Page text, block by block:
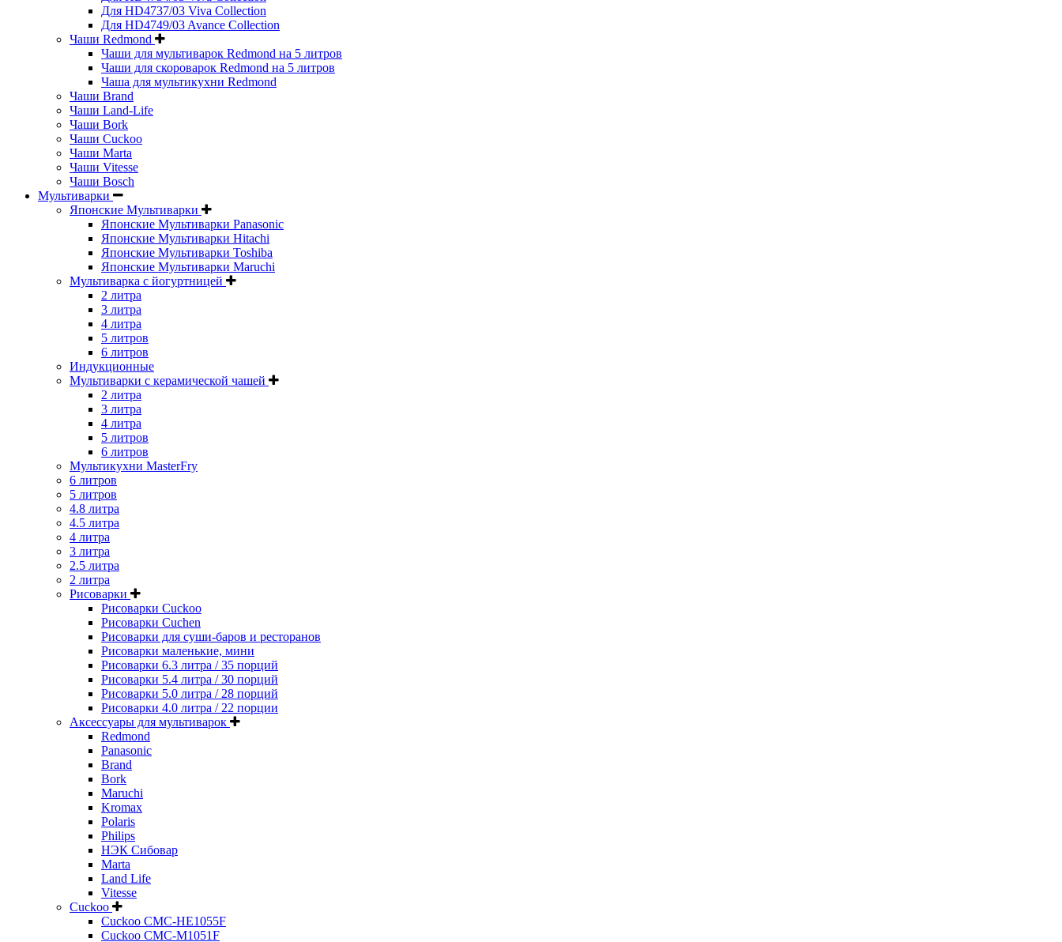
Для HD4737/03 Viva Collection
Для HD4749/03 Avance Collection
Чаши Redmond
Чаши для мультиварок Redmond на 5 литров
Чаши для скороварок Redmond на 5 литров
Чаша для мультикухни Redmond
Чаши Brand
Чаши Land-Life
Чаши Bork
Чаши Cuckoo
Чаши Marta
Чаши Vitesse
Чаши Bosch
Мультиварки
Японские Мультиварки
Японские Мультиварки Panasonic
Японские Мультиварки Hitachi
Японские Мультиварки Toshiba
Японские Мультиварки Maruchi
Мультиварка с йогуртницей
2 литра
3 литра
4 литра
5 литров
6 литров
Индукционные
Мультиварки с керамической чашей
2 литра
3 литра
4 литра
5 литров
6 литров
Мультикухни MasterFry
6 литров
5 литров
4.8 литра
4.5 литра
4 литра
3 литра
2.5 литра
2 литра
Рисоварки
Рисоварки Cuckoo
Рисоварки Cuchen
Рисоварки для суши-баров и ресторанов
Рисоварки маленькие, мини
Рисоварки 6.3 литра / 35 порций
Рисоварки 5.4 литра / 30 порций
Рисоварки 5.0 литра / 28 порций
Рисоварки 4.0 литра / 22 порции
Аксессуары для мультиварок
Redmond
Panasonic
Brand
Bork
Maruchi
Kromax
Polaris
Philips
НЭК Сибовар
Marta
Land Life
Vitesse
Cuckoo
Cuckoo CMC-HE1055F
Cuckoo CMC-M1051F